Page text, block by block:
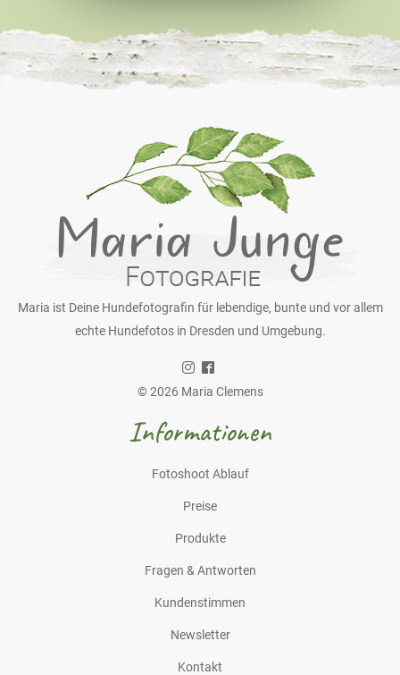
Maria ist Deine Hundefotografin für lebendige, bunte und vor allem
echte Hundefotos in Dresden und Umgebung.
© 2026 Maria Clemens
Informationen
Fotoshoot Ablauf
Preise
Produkte
Fragen & Antworten
Kundenstimmen
Newsletter
Kontakt